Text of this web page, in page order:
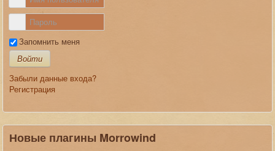
Запомнить меня
Войти
Забыли данные входа?
Регистрация
Новые плагины Morrowind